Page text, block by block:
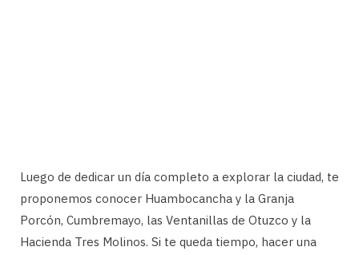
Luego de dedicar un día completo a explorar la ciudad, te
proponemos conocer Huambocancha y la Granja
Porcón, Cumbremayo, las Ventanillas de Otuzco y la
Hacienda Tres Molinos. Si te queda tiempo, hacer una